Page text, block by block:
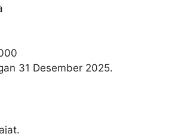
31 Desember 2025.